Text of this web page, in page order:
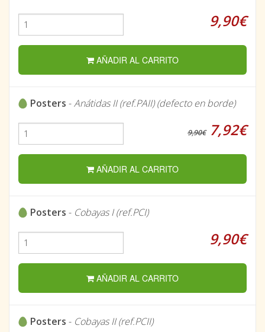
9,90€
AÑADIR AL CARRITO
Posters -Anátidas II (ref.PAII) (defecto en borde)
9,90€7,92€
AÑADIR AL CARRITO
Posters - Cobayas I (ref.PCI)
9,90€
AÑADIR AL CARRITO
Posters - Cobayas II (ref.PCII)